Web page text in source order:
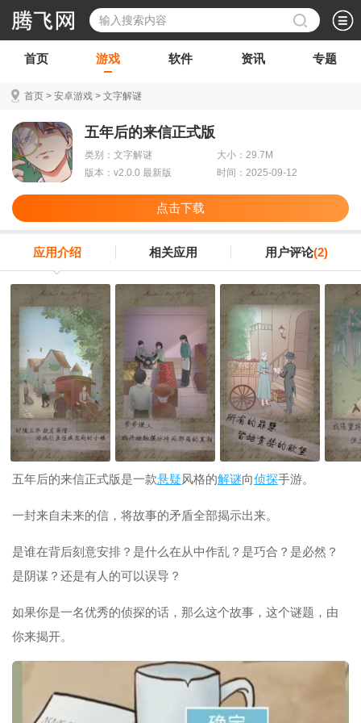
首页 游戏 软件 资讯 专题
首页 > 安卓游戏 > 文字解谜
五年后的来信正式版
类别：文字解谜
大小：29.7M
版本：v2.0.0 最新版
时间：2025-09-12
点击下载
应用介绍 相关应用 用户评论(2)
五年后的来信正式版是一款悬疑风格的解谜向侦探手游。
一封来自未来的信，将故事的矛盾全部揭示出来。
是谁在背后刻意安排？是什么在从中作乱？是巧合？是必然？
是阴谋？还是有人的可以误导？
如果你是一名优秀的侦探的话，那么这个故事，这个谜题，由
你来揭开。